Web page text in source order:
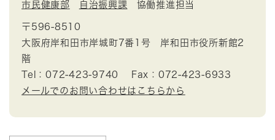
市民健康部 自治振興課 協働推進担当
〒596-8510
大阪府岸和田市岸城町7番1号 岸和田市役所新館2
階
Tel：072-423-9740
Fax：072-423-6933
メールでのお問い合わせはこちらから